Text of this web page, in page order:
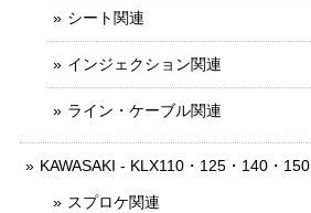
シート関連
インジェクション関連
ライン・ケーブル関連
KAWASAKI - KLX110・125・140・150
スプロケ関連